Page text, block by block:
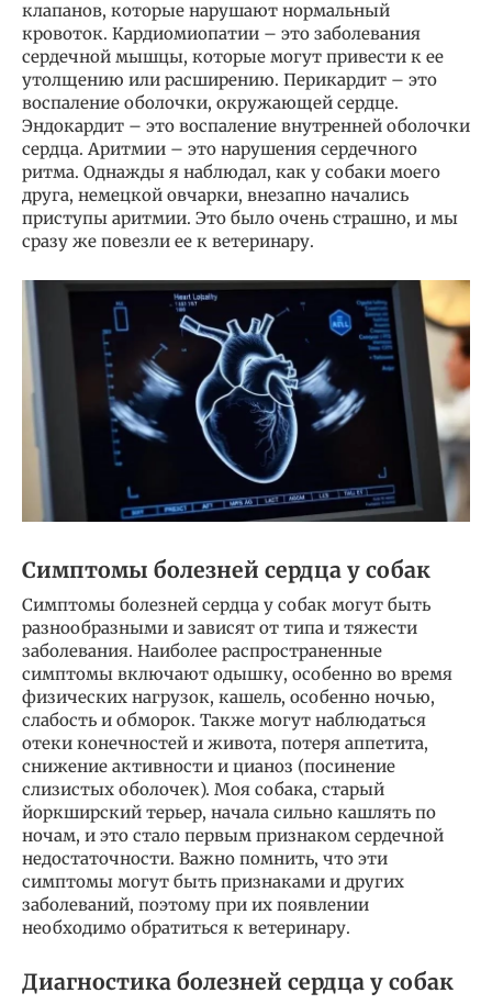
клапанов, которые нарушают нормальный
кровоток. Кардиомиопатии – это заболевания
сердечной мышцы, которые могут привести к ее
утолщению или расширению. Перикардит – это
воспаление оболочки, окружающей сердце.
Эндокардит – это воспаление внутренней оболочки
сердца. Аритмии – это нарушения сердечного
ритма. Однажды я наблюдал, как у собаки моего
друга, немецкой овчарки, внезапно начались
приступы аритмии. Это было очень страшно, и мы
сразу же повезли ее к ветеринару.
Симптомы болезней сердца у собак
Симптомы болезней сердца у собак могут быть
разнообразными и зависят от типа и тяжести
заболевания. Наиболее распространенные
симптомы включают одышку, особенно во время
физических нагрузок, кашель, особенно ночью,
слабость и обморок. Также могут наблюдаться
отеки конечностей и живота, потеря аппетита,
снижение активности и цианоз (посинение
слизистых оболочек). Моя собака, старый
йоркширский терьер, начала сильно кашлять по
ночам, и это стало первым признаком сердечной
недостаточности. Важно помнить, что эти
симптомы могут быть признаками и других
заболеваний, поэтому при их появлении
необходимо обратиться к ветеринару.
Диагностика болезней сердца у собак